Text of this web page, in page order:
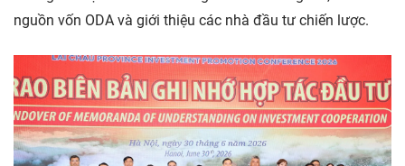
nguồn vốn ODA và giới thiệu các nhà đầu tư chiến lược.